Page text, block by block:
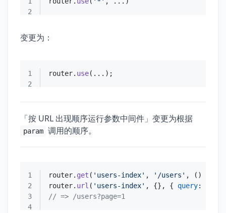
2
变更为：
1 router. use
2
「按 URL 出现顺序运行参数中间件」变更为根据
param 调用的顺序。
1 router. get ( 'users-index' , '/users' ,
() =>
2
router. url ( 'users-index' , {}, { query: {
3
// => /users?page=1
4